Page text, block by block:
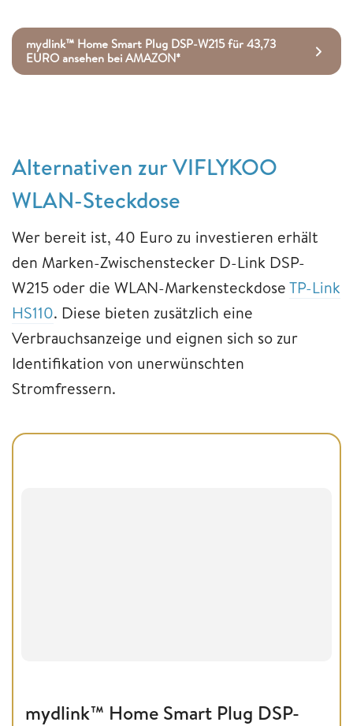
mydlink™ Home Smart Plug DSP-W215 für 43,73
EURO ansehen bei AMAZON*
Alternativen zur VIFLYKOO
WLAN-Steckdose
Wer bereit ist, 40 Euro zu investieren erhält
den Marken-Zwischenstecker D-Link DSP-
W215 oder die WLAN-MarkensteckdoseTP-Link
HS110. Diese bieten zusätzlich eine
Verbrauchsanzeige und eignen sich so zur
Identifikation von unerwünschten
Stromfressern.
mydlink™ Home Smart Plug DSP-